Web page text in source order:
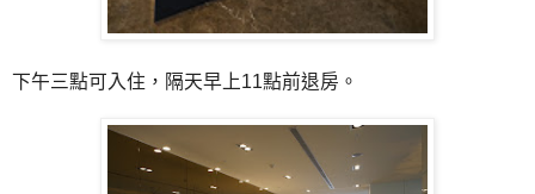
下午三點可入住，隔天早上11點前退房。